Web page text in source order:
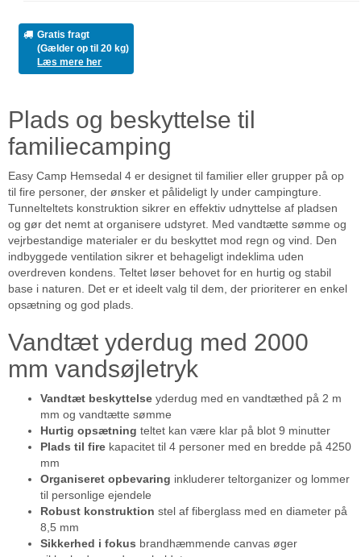
Gratis fragt
(Gælder op til 20 kg)
Læs mere her
Plads og beskyttelse til
familiecamping
Easy Camp Hemsedal 4 er designet til familier eller grupper på op
til fire personer, der ønsker et pålideligt ly under campingture.
Tunnelteltets konstruktion sikrer en effektiv udnyttelse af pladsen
og gør det nemt at organisere udstyret. Med vandtætte sømme og
vejrbestandige materialer er du beskyttet mod regn og vind. Den
indbyggede ventilation sikrer et behageligt indeklima uden
overdreven kondens. Teltet løser behovet for en hurtig og stabil
base i naturen. Det er et ideelt valg til dem, der prioriterer en enkel
opsætning og god plads.
Vandtæt yderdug med 2000
mm vandsøjletryk
Vandtæt beskyttelse yderdug med en vandtæthed på 2 m
mm og vandtætte sømme
Hurtig opsætning teltet kan være klar på blot 9 minutter
Plads til fire kapacitet til 4 personer med en bredde på 4250
mm
Organiseret opbevaring inkluderer teltorganizer og lommer
til personlige ejendele
Robust konstruktion stel af fiberglass med en diameter på
8,5 mm
Sikkerhed i fokus brandhæmmende canvas øger